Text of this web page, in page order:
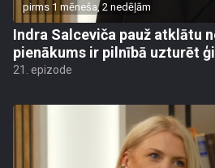
pirms 1 mēneša, 2 nedēļām
Indra Salceviča pauž atklātu
pienākums ir pilnībā uzturēt
21. epizode